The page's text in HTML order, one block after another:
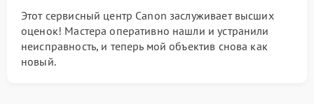
Этот сервисный центр Canon заслуживает высших
оценок! Мастера оперативно нашли и устранили
неисправность, и теперь мой объектив снова как
новый.